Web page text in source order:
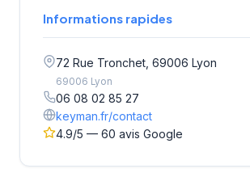
Informations rapides
72 Rue Tronchet, 69006 Lyon
69006 Lyon
06 08 02 85 27
keyman.fr/contact
4.9/5 — 60 avis Google